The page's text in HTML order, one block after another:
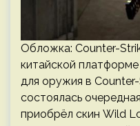
Обложка: Counter-
китайской
для оружия в
состоялась
приобрёл скин Wild